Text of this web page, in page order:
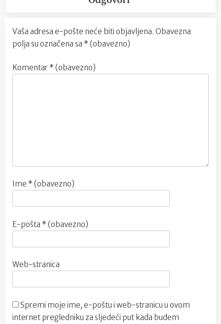
Vaša adresa e-pošte neće biti objavljena. Obavezna
polja su označena sa * (obavezno)
Komentar * (obavezno)
Ime * (obavezno)
E-pošta * (obavezno)
Web-stranica
Spremi moje ime, e-poštu i web-stranicu u ovom
internet pregledniku za sljedeći put kada budem